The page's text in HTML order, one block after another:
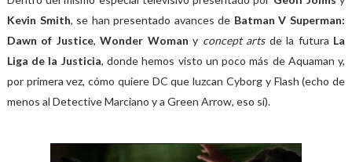
Kevin Smith, se han presentado avances de Batman V Superman:
Dawn of Justice,Wonder Woman y concept artsde la futura La
Liga de la Justicia, donde hemos visto un poco más de Aquaman y,
por primera vez, cómo quiere DC que luzcan Cyborg y Flash (echo de
menos al Detective Marciano y a Green Arrow, eso sí).